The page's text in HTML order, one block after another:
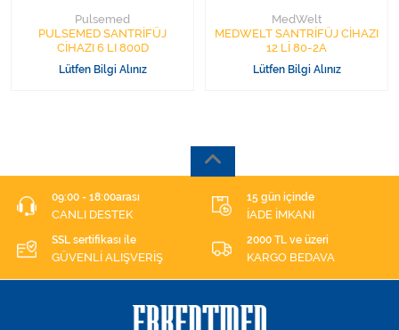
Pulsemed
PULSEMED SANTRİFÜJ
CİHAZI 6 LI 800D
Lütfen Bilgi Alınız
MedWelt
MEDWELT SANTRİFÜJ CİHAZI
12 Lİ 80-2A
Lütfen Bilgi Alınız
09:00 - 18:00arası
CANLI DESTEK
15 gün içinde
İADE İMKANI
SSL sertifikası ile
GÜVENLİ ALIŞVERİŞ
2000 TL ve üzeri
KARGO BEDAVA